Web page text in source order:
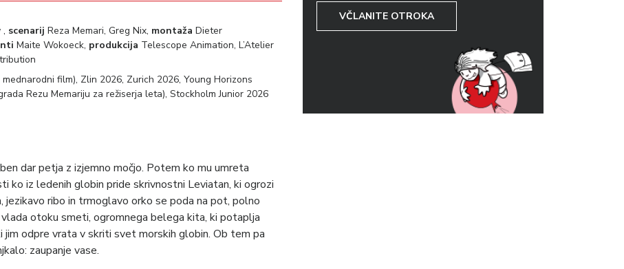
, scenarij Reza Memari, Greg Nix, montaža Dieter
Maite Wokoeck, produkcija Telescope Animation, L’Atelier
film), Zlin 2026, Zurich 2026, Young Horizons
Rezu Memariju za režiserja leta), Stockholm Junior 2026
dar petja z izjemno močjo. Potem ko mu umreta
ko iz ledenih globin pride skrivnostni Leviatan, ki ogrozi
ribo in trmoglavo orko se poda na pot, polno
otoku smeti, ogromnega belega kita, ki potaplja
odpre vrata v skriti svet morskih globin. Ob tem pa
zaupanje vase.
VČLANITE OTROKA